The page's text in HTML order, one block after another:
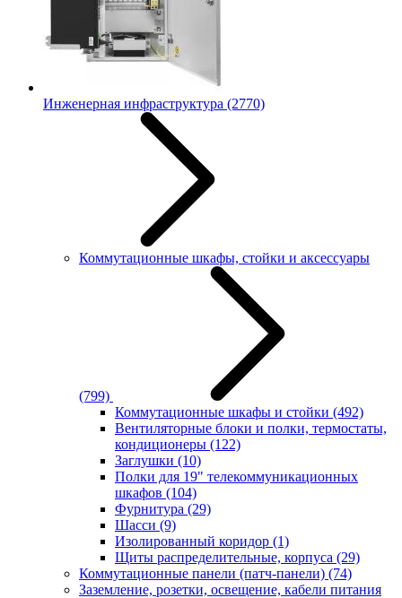
Инженерная инфраструктура (2770)
Коммутационные шкафы, стойки и аксессуары
(799)
Коммутационные шкафы и стойки (492)
Вентиляторные блоки и полки, термостаты,
кондиционеры (122)
Заглушки (10)
Полки для 19" телекоммуникационных
шкафов (104)
Фурнитура (29)
Шасси (9)
Изолированный коридор (1)
Щиты распределительные, корпуса (29)
Коммутационные панели (патч-панели) (74)
Заземление, розетки, освещение, кабели питания